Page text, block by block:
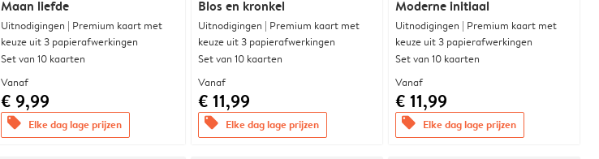
Maan liefde
Uitnodigingen | Premium kaart met
keuze uit 3 papierafwerkingen
Set van 10 kaarten
Vanaf
€ 9,99
offers Elke dag lage prijzen
Blos en kronkel
Uitnodigingen | Premium kaart met
keuze uit 3 papierafwerkingen
Set van 10 kaarten
Vanaf
€ 11,99
offers Elke dag lage prijzen
Moderne initiaal
Uitnodigingen | Premium kaart met
keuze uit 3 papierafwerkingen
Set van 10 kaarten
Vanaf
€ 11,99
offers Elke dag lage prijzen